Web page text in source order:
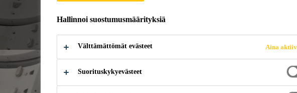
Hallinnoi suostumusmäärityksiä
Välttämättömät evästeet Aina
Suorituskykyevästeet